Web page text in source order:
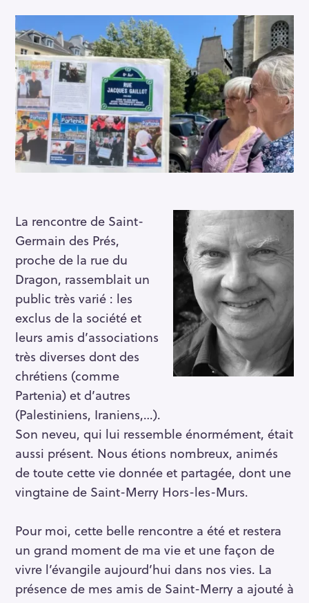
La rencontre de Saint-
Germain des Prés,
proche de la rue du
Dragon, rassemblait un
public très varié : les
exclus de la société et
leurs amis d’associations
très diverses dont des
chrétiens (comme
Partenia) et d’autres
(Palestiniens, Iraniens,…).
Son neveu, qui lui ressemble énormément, était
aussi présent. Nous étions nombreux, animés
de toute cette vie donnée et partagée, dont une
vingtaine de Saint-Merry Hors-les-Murs.
Pour moi, cette belle rencontre a été et restera
un grand moment de ma vie et une façon de
vivre l’évangile aujourd’hui dans nos vies. La
présence de mes amis de Saint-Merry a ajouté à